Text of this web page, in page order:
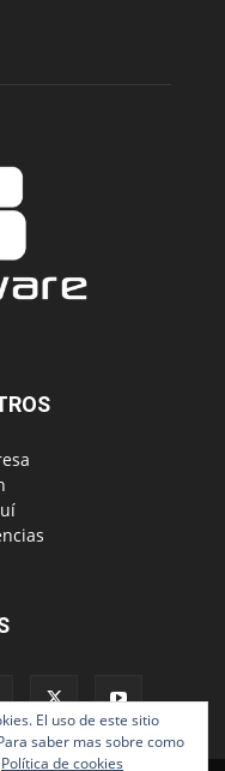
El uso de este sitio
saber mas sobre como
Política de cookies